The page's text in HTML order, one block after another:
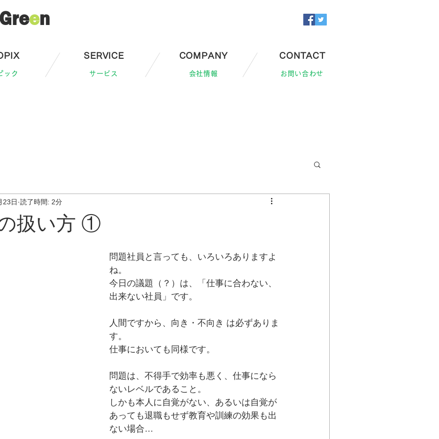
en
ック
SERVICE
サービス
COMPANY
会社情報
CONTACT
お問い合わせ
扱い方 ①
23日 読了時間: 2分
問題社員と言っても、いろいろありますよ
ね。
今日の議題（？）は、「仕事に合わない、
出来ない社員」です。
人間ですから、向き・不向き は必ずありま
す。
仕事においても同様です。
問題は、不得手で効率も悪く、仕事になら
ないレベルであること。
しかも本人に自覚がない、あるいは自覚が
あっても退職もせず教育や訓練の効果も出
ない場合…